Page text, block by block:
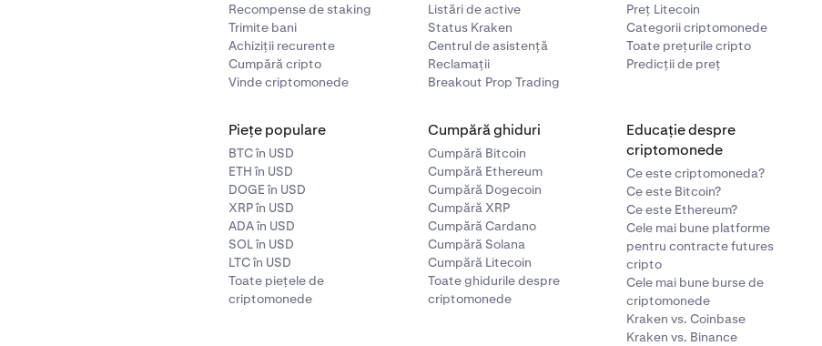
Recompense de staking
Trimite bani
Achiziții recurente
Cumpără cripto
Vinde criptomonede
Listări de active
Status Kraken
Centrul de asistență
Reclamații
Breakout Prop Trading
Preț Litecoin
Categorii criptomonede
Toate prețurile cripto
Predicții de preț
Piețe populare
BTC în USD
ETH în USD
DOGE în USD
XRP în USD
ADA în USD
SOL în USD
LTC în USD
Toate piețele de
criptomonede
Cumpără ghiduri
Cumpără Bitcoin
Cumpără Ethereum
Cumpără Dogecoin
Cumpără XRP
Cumpără Cardano
Cumpără Solana
Cumpără Litecoin
Toate ghidurile despre
criptomonede
Educație despre
criptomonede
Ce este criptomoneda?
Ce este Bitcoin?
Ce este Ethereum?
Cele mai bune platforme
pentru contracte futures
cripto
Cele mai bune burse de
criptomonede
Kraken vs. Coinbase
Kraken vs. Binance